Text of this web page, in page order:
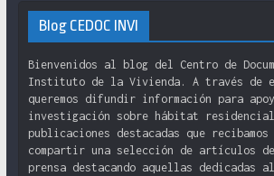
Blog CEDOC INVI
Bienvenidos al blog del Centro de
Instituto de la Vivienda. A través de
queremos difundir información para
investigación sobre hábitat
publicaciones destacadas que recibamos
compartir una selección de artículos de
prensa destacando aquellas dedicadas